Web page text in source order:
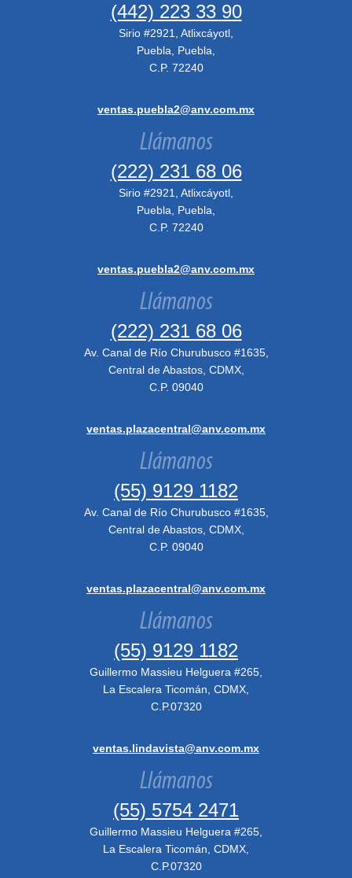
(442) 223 33 90
Sirio #2921, Atlixcáyotl,
Puebla, Puebla,
C.P. 72240
ventas.puebla2@anv.com.mx
Llámanos
(222) 231 68 06
Sirio #2921, Atlixcáyotl,
Puebla, Puebla,
C.P. 72240
ventas.puebla2@anv.com.mx
Llámanos
(222) 231 68 06
Av. Canal de Río Churubusco #1635,
Central de Abastos, CDMX,
C.P. 09040
ventas.plazacentral@anv.com.mx
Llámanos
(55) 9129 1182
Av. Canal de Río Churubusco #1635,
Central de Abastos, CDMX,
C.P. 09040
ventas.plazacentral@anv.com.mx
Llámanos
(55) 9129 1182
Guillermo Massieu Helguera #265,
La Escalera Ticomán, CDMX,
C.P.07320
ventas.lindavista@anv.com.mx
Llámanos
(55) 5754 2471
Guillermo Massieu Helguera #265,
La Escalera Ticomán, CDMX,
C.P.07320